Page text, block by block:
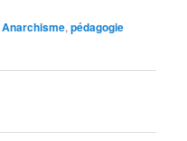
Anarchisme,pédagogie